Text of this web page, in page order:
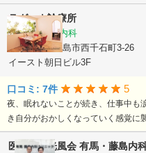
ラグーナ診療所
精神科, 心療内科
鹿児島県鹿児島市西千石町3-26
イースト朝日ビル3F
口コミ: 7件 5
夜、眠れないことが続き、仕事中も
き自分がおかしくなっていく感覚に
医療法人光風会 有馬・藤島内